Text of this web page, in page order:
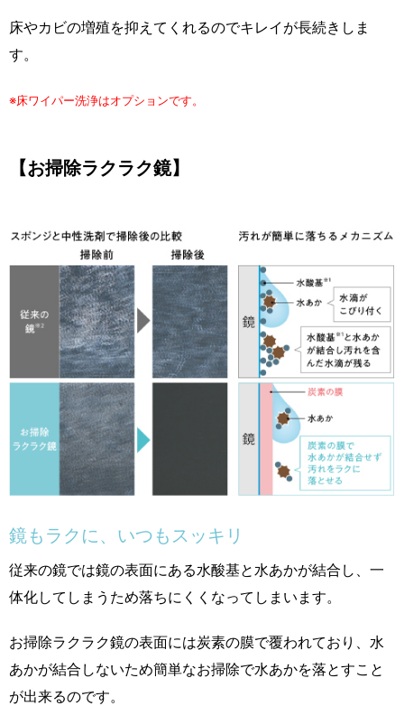
床やカビの増殖を抑えてくれるのでキレイが長続きしま
す。
※床ワイパー洗浄はオプションです。
【お掃除ラクラク鏡】
鏡もラクに、いつもスッキリ
従来の鏡では鏡の表面にある水酸基と水あかが結合し、一
体化してしまうため落ちにくくなってしまいます。
お掃除ラクラク鏡の表面には炭素の膜で覆われており、水
あかが結合しないため簡単なお掃除で水あかを落とすこと
が出来るのです。